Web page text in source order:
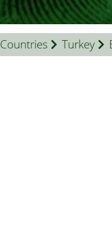
Countries Turkey